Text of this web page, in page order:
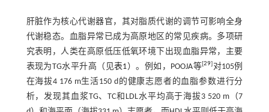
肝脏作为核心代谢器官，其对脂质代谢的调节可影响全身
代谢稳态。血脂异常已成为高原地区的常见疾病。多项研
究表明，人类在高原低压低氧环境下出现血脂异常，主要
表现为TG水平升高（见表1）。例如，POOJA等 [29 对105例
在海拔4 176 m生活150 d的健康志愿者的血脂参数进行分
析，发现其血浆TG、TC和LDL水平均高于海拔3 520 m（7